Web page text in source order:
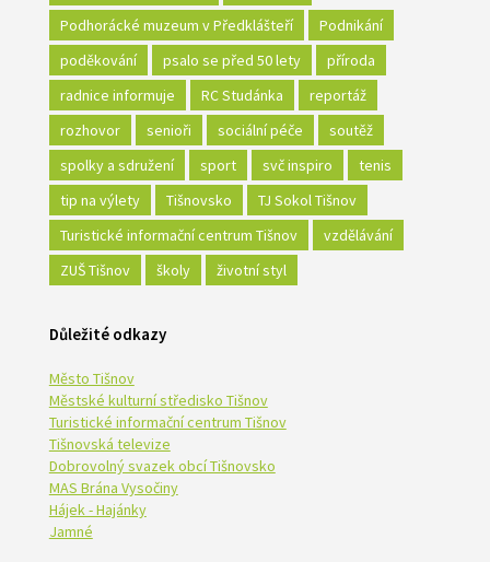
Podhorácké muzeum v Předklášteří
Podnikání
poděkování
psalo se před 50 lety
příroda
radnice informuje
RC Studánka
reportáž
rozhovor
senioři sociální péče
soutěž
spolky a sdružení
sport svč inspiro
tenis
tip na výlety
Tišnovsko
TJ Sokol Tišnov
Turistické informační centrum Tišnov
vzdělávání
ZUŠ Tišnov
školy životní styl
Důležité odkazy
Město Tišnov
Městské kulturní středisko Tišnov
Turistické informační centrum Tišnov
Tišnovská televize
Dobrovolný svazek obcí Tišnovsko
MAS Brána Vysočiny
Hájek - Hajánky
Jamné